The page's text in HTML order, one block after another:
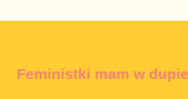
Feministki mam w dupie